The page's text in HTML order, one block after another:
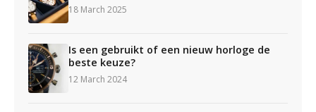
18 March 2025
Is een gebruikt of een nieuw horloge de
beste keuze?
12 March 2024